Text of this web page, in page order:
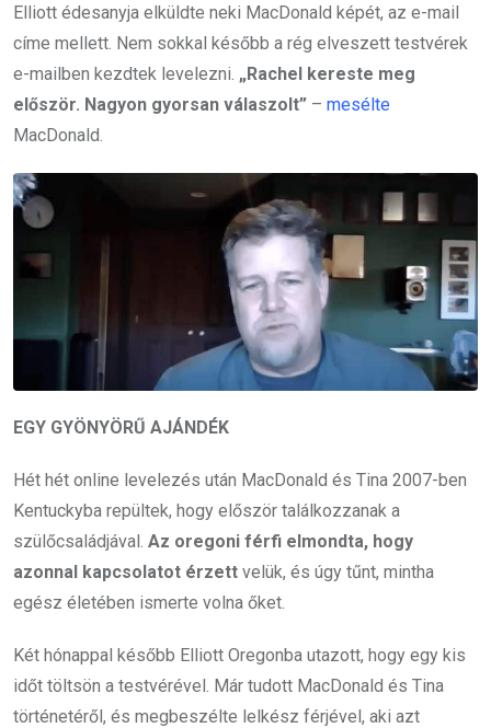
Elliott édesanyja elküldte neki MacDonald képét, az e-mail
címe mellett. Nem sokkal később a rég elveszett testvérek
e-mailben kezdtek levelezni. „Rachel kereste meg
először. Nagyon gyorsan válaszolt” – mesélte
MacDonald.
EGY GYÖNYÖRŰ AJÁNDÉK
Hét hét online levelezés után MacDonald és Tina 2007-ben
Kentuckyba repültek, hogy először találkozzanak a
szülőcsaládjával. Az oregoni férfi elmondta, hogy
azonnal kapcsolatot érzett velük, és úgy tűnt, mintha
egész életében ismerte volna őket.
Két hónappal később Elliott Oregonba utazott, hogy egy kis
időt töltsön a testvérével. Már tudott MacDonald és Tina
történetéről, és megbeszélte lelkész férjével, aki azt